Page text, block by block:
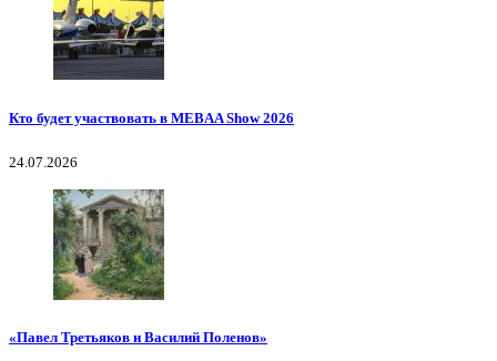
Кто будет участвовать в MEBAA Show 2026
24.07.2026
«Павел Третьяков и Василий Поленов»